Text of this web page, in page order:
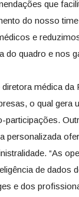
que
do nosso
e
do quadro e nos
médica
o qual gera
personalizada
“As
de dados
e dos